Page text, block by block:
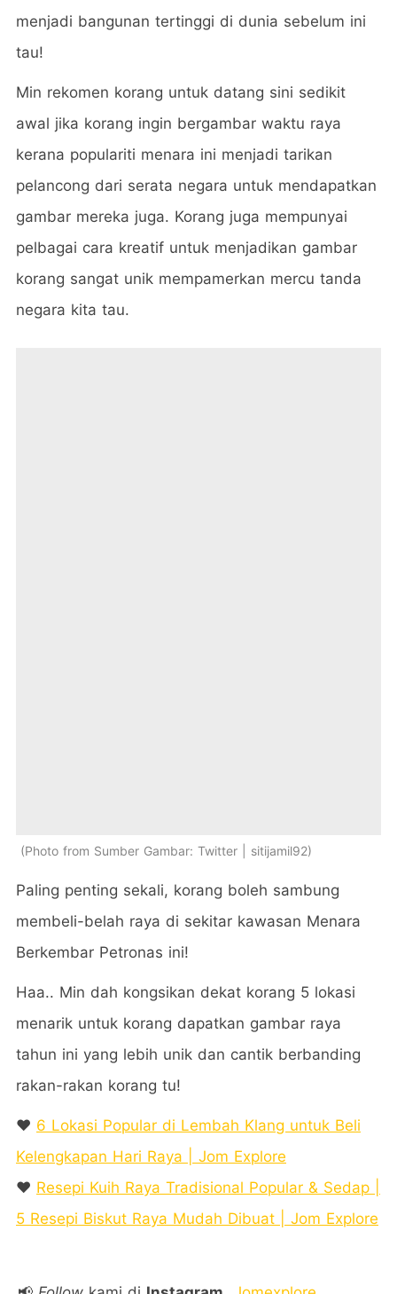
menjadi bangunan tertinggi di dunia sebelum ini
tau!
Min rekomen korang untuk datang sini sedikit
awal jika korang ingin bergambar waktu raya
kerana populariti menara ini menjadi tarikan
pelancong dari serata negara untuk mendapatkan
gambar mereka juga. Korang juga mempunyai
pelbagai cara kreatif untuk menjadikan gambar
korang sangat unik mempamerkan mercu tanda
negara kita tau.
Photo from Sumber Gambar: Twitter | sitijamil92
Paling penting sekali, korang boleh sambung
membeli-belah raya di sekitar kawasan Menara
Berkembar Petronas ini!
Haa.. Min dah kongsikan dekat korang 5 lokasi
menarik untuk korang dapatkan gambar raya
tahun ini yang lebih unik dan cantik berbanding
rakan-rakan korang tu!
❤️ 6 Lokasi Popular di Lembah Klang untuk Beli
Kelengkapan Hari Raya | Jom Explore
❤️ Resepi Kuih Raya Tradisional Popular & Sedap |
5 Resepi Biskut Raya Mudah Dibuat | Jom Explore